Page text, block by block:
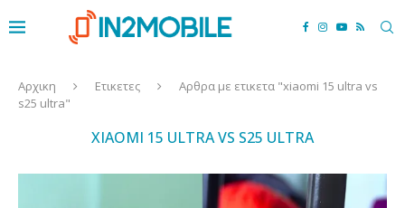
Αρχικη Ετικετες
Αρθρα με ετικετα "xiaomi 15 ultra vs
s25 ultra"
XIAOMI 15 ULTRA VS S25 ULTRA